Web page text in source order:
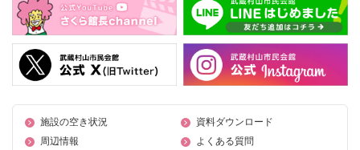
施設の空き状況
資料ダウンロード
周辺情報
よくある質問